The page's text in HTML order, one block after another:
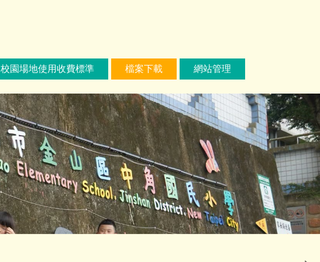
校園場地使用收費標準 檔案下載 網站管理